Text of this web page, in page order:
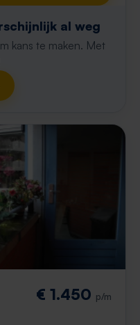
al weg
kans te maken. Met
€ 1.450 p/m